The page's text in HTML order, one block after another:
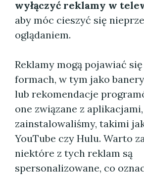
wyłączyć reklamy w
aby móc cieszyć się
oglądaniem.
Reklamy mogą pojawiać
formach, w tym jako
lub rekomendacje
one związane z
zainstalowaliśmy, takimi
YouTube czy Hulu. Warto
niektóre z tych reklam są
spersonalizowane, co